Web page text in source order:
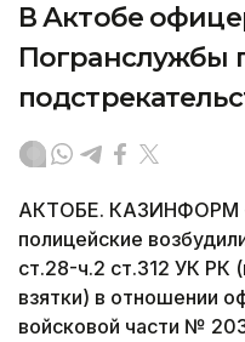
В Актобе
Погранслужбы
АКТОБЕ. КАЗИНФОРМ -
полицейские
ст.28-ч.2 ст.312 УК РК
взятки) в отношении
войсковой части №